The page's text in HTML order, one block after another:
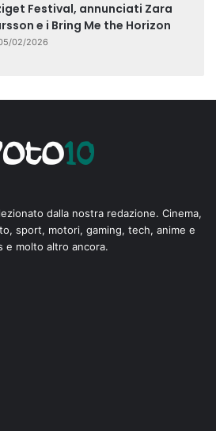
Festival, annunciati Zara
e i Bring Me the Horizon
02/2026
dalla nostra redazione. Cinema,
sport, motori, gaming, tech, anime e
e molto altro ancora.